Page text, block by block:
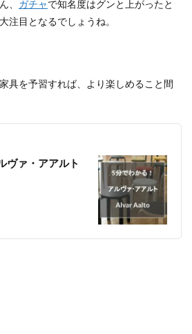
、 ガチャで知名度はグンと上がったと
注目となるでしょうね。
具を予習すれば、より楽しめること間
ヴァ・アアルト